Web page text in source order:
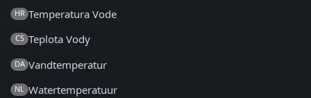
HR Temperatura Vode
CS Teplota Vody
DA Vandtemperatur
NL Watertemperatuur